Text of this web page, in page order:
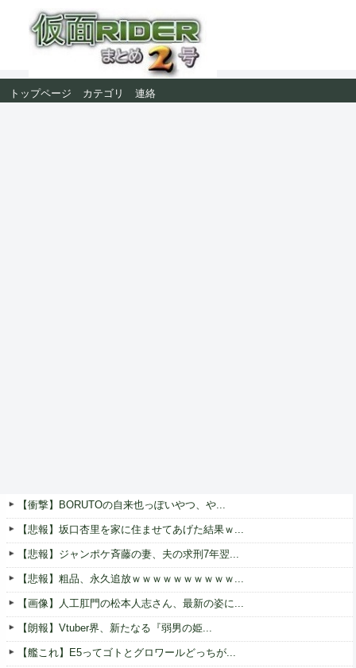
トップページ カテゴリ 連絡
【衝撃】BORUTOの自来也っぽいやつ、や...
【悲報】坂口杏里を家に住ませてあげた結果ｗ...
【悲報】ジャンポケ斉藤の妻、夫の求刑7年翌...
【悲報】粗品、永久追放ｗｗｗｗｗｗｗｗｗｗ...
【画像】人工肛門の松本人志さん、最新の姿に...
【朗報】Vtuber界、新たなる『弱男の姫...
【艦これ】E5ってゴトとグロワールどっちが...